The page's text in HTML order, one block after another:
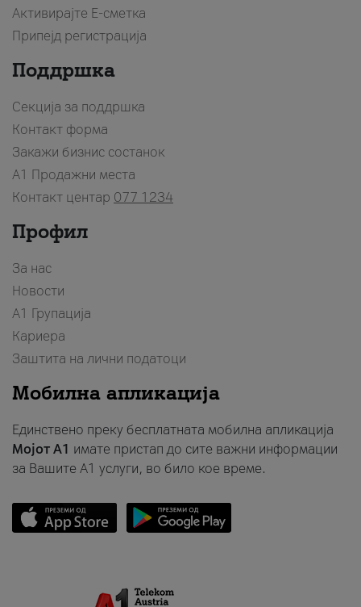
Активирајте Е-сметка
Припејд регистрација
Поддршка
Секција за поддршка
Контакт форма
Закажи бизнис состанок
A1 Продажни места
Контакт центар 077 1234
Профил
За нас
Новости
А1 Групација
Кариера
Заштита на лични податоци
Мобилна апликација
Единствено преку бесплатната мобилна апликација
Мојот A1 имате пристап до сите важни информации
за Вашите A1 услуги, во било кое време.